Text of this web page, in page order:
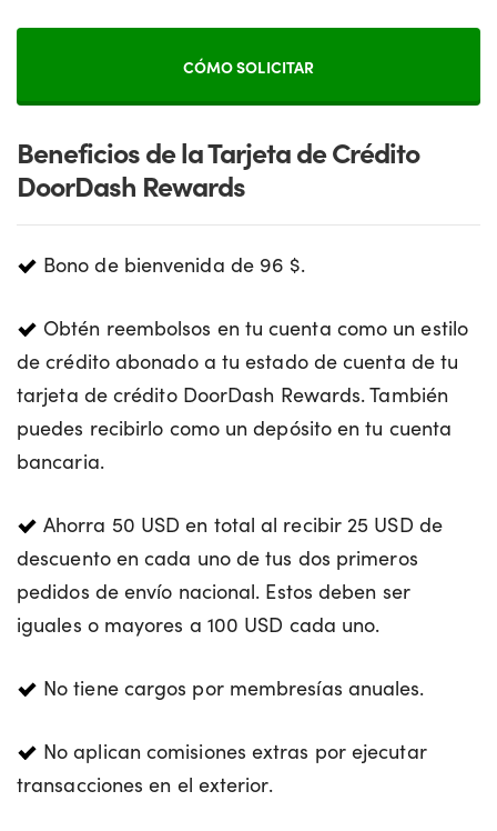
CÓMO SOLICITAR
Beneficios de la Tarjeta de Crédito
DoorDash Rewards
Bono de bienvenida de 96 $.
Obtén reembolsos en tu cuenta como un estilo
de crédito abonado a tu estado de cuenta de tu
tarjeta de crédito DoorDash Rewards. También
puedes recibirlo como un depósito en tu cuenta
bancaria.
Ahorra 50 USD en total al recibir 25 USD de
descuento en cada uno de tus dos primeros
pedidos de envío nacional. Estos deben ser
iguales o mayores a 100 USD cada uno.
No tiene cargos por membresías anuales.
No aplican comisiones extras por ejecutar
transacciones en el exterior.